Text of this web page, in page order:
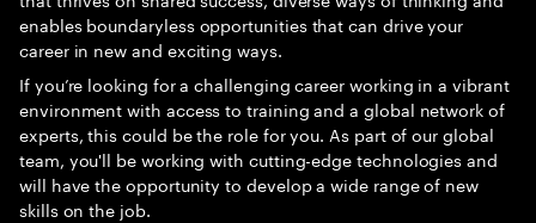
enables boundaryless opportunities that can drive your
career in new and exciting ways.
If you’re looking for a challenging career working in a vibrant
environment with access to training and a global network of
experts, this could be the role for you. As part of our global
team, you'll be working with cutting-edge technologies and
will have the opportunity to develop a wide range of new
skills on the job.